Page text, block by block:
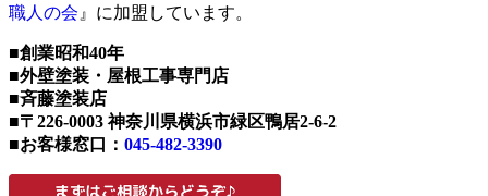
職人の会 』に加盟しています。
■創業昭和40年
■外壁塗装・屋根工事専門店
■斉藤塗装店
■〒226-0003 神奈川県横浜市緑区鴨居2-6-2
■お客様窓口： 045-482-3390